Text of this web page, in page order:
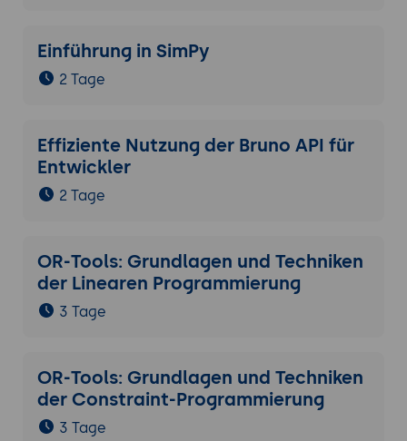
Einführung in SimPy
2 Tage
Effiziente Nutzung der Bruno API für
Entwickler
2 Tage
OR-Tools: Grundlagen und Techniken
der Linearen Programmierung
3 Tage
OR-Tools: Grundlagen und Techniken
der Constraint-Programmierung
3 Tage